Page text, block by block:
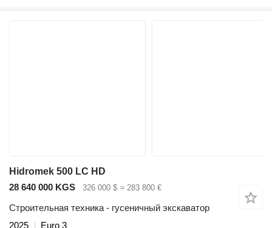
Hidromek 500 LC HD
28 640 000 KGS
326 000 $ ≈ 283 800 €
Строительная техника - гусеничный экскаватор
2025
Euro 3